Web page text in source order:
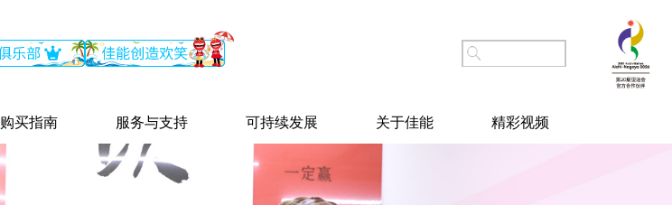
购买指南 服务与支持 可持续发展 关于佳能 精彩视频